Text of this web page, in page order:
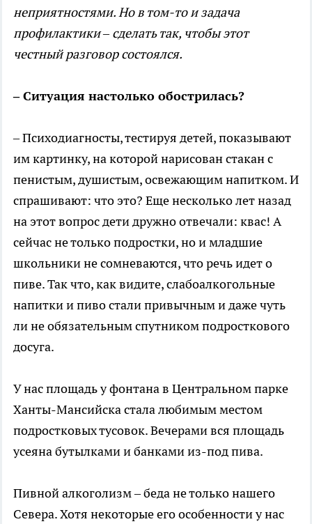
неприятностями. Но в том-то и задача
профилактики – сделать так, чтобы этот
честный разговор состоялся.
– Ситуация настолько обострилась?
– Психодиагносты, тестируя детей, показывают
им картинку, на которой нарисован стакан с
пенистым, душистым, освежающим напитком. И
спрашивают: что это? Еще несколько лет назад
на этот вопрос дети дружно отвечали: квас! А
сейчас не только подростки, но и младшие
школьники не сомневаются, что речь идет о
пиве. Так что, как видите, слабоалкогольные
напитки и пиво стали привычным и даже чуть
ли не обязательным спутником подросткового
досуга.
У нас площадь у фонтана в Центральном парке
Ханты-Мансийска стала любимым местом
подростковых тусовок. Вечерами вся площадь
усеяна бутылками и банками из-под пива.
Пивной алкоголизм – беда не только нашего
Севера. Хотя некоторые его особенности у нас